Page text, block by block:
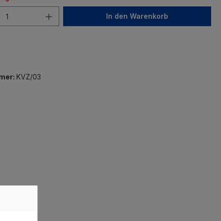
In den Warenkorb
KVZ/03